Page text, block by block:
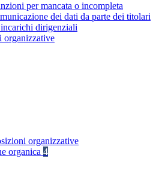
per mancata o incompleta
dei dati da parte dei titolari
dirigenziali
organizzative
organizzative
organica 4